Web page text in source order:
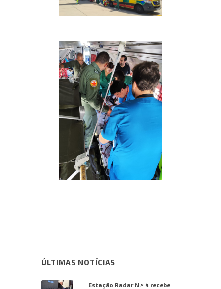
ÚLTIMAS NOTÍCIAS
Estação Radar N.º 4 recebe